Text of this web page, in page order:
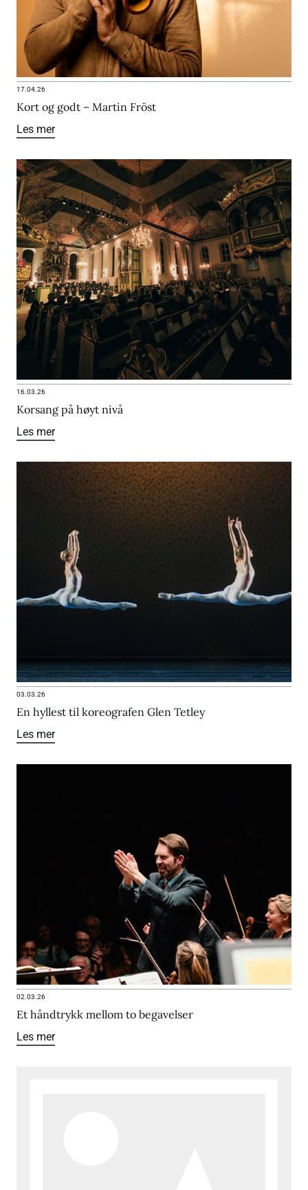
17.04.26
Kort og godt – Martin Fröst
Les mer
16.03.26
Korsang på høyt nivå
Les mer
03.03.26
En hyllest til koreografen Glen Tetley
Les mer
02.03.26
Et håndtrykk mellom to begavelser
Les mer